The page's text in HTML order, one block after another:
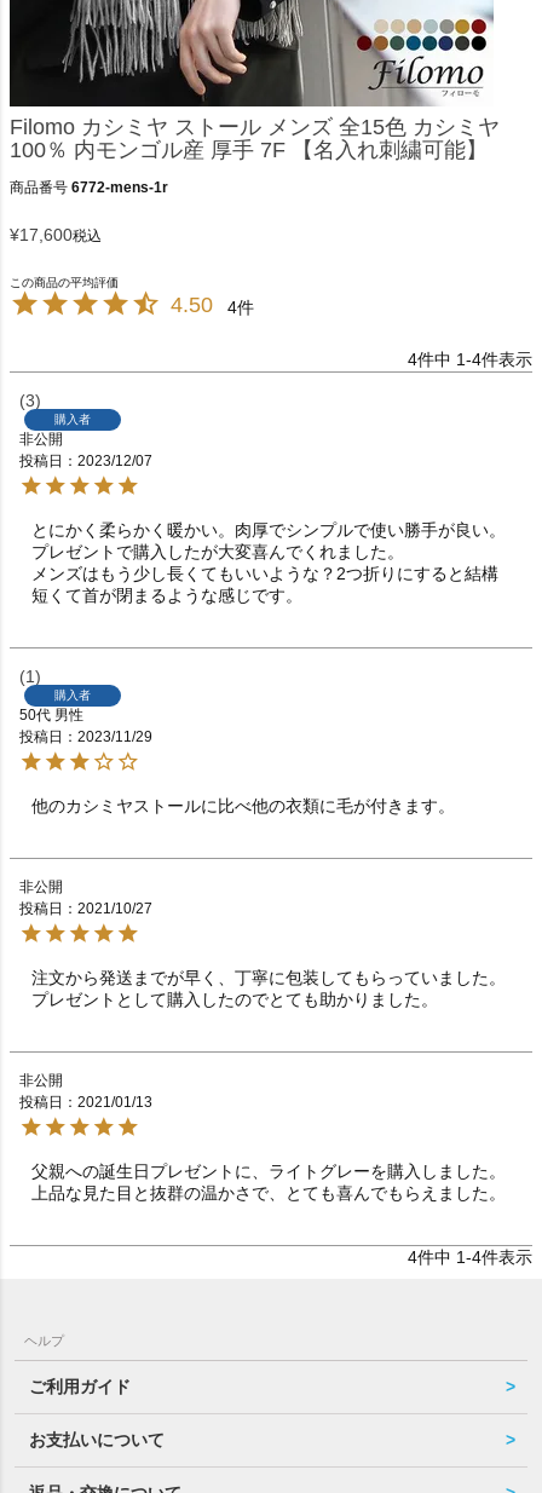
Filomo カシミヤ ストール メンズ 全15色 カシミヤ
100％ 内モンゴル産 厚手 7F 【名入れ刺繍可能】
商品番号 6772-mens-1r
¥17,600税込
4.50 4
4件中 1-4件表示
3
購入者
非公開
投稿日
2023/12/07
とにかく柔らかく暖かい。肉厚でシンプルで使い勝手が良い。
プレゼントで購入したが大変喜んでくれました。
メンズはもう少し長くてもいいような？2つ折りにすると結構
短くて首が閉まるような感じです。
1
購入者
50代 男性
投稿日
2023/11/29
他のカシミヤストールに比べ他の衣類に毛が付きます。
非公開
投稿日
2021/10/27
注文から発送までが早く、丁寧に包装してもらっていました。
プレゼントとして購入したのでとても助かりました。
非公開
投稿日
2021/01/13
父親への誕生日プレゼントに、ライトグレーを購入しました。
上品な見た目と抜群の温かさで、とても喜んでもらえました。
4件中 1-4件表示
ヘルプ
ご利用ガイド
お支払いについて